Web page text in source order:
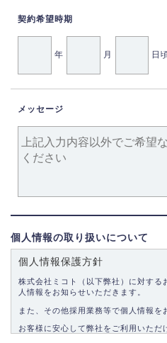
契約希望時期
年 月 日
メッセージ
個人情報の取り扱いについて
個人情報保護方針
株式会社ミコト（以下弊社）に対する
人情報をお知らせいただきます。
また、その他採用業務等で個人情報を
お客様に安心して弊社をご利用いただ